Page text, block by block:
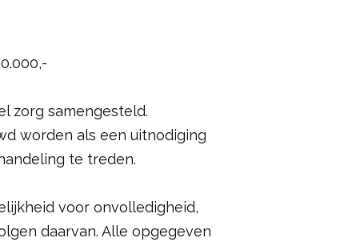
zorg samengesteld.
worden als een uitnodiging
te treden.
voor onvolledigheid,
daarvan. Alle opgegeven